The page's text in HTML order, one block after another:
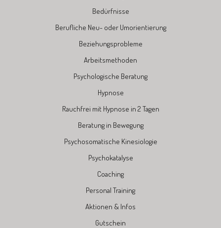
Bedürfnisse
Berufliche Neu- oder Umorientierung
Beziehungsprobleme
Arbeitsmethoden
Psychologische Beratung
Hypnose
Rauchfrei mit Hypnose in 2 Tagen
Beratung in Bewegung
Psychosomatische Kinesiologie
Psychokatalyse
Coaching
Personal Training
Aktionen & Infos
Gutschein